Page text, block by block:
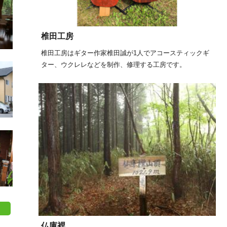
椎田工房
椎田工房はギター作家椎田誠が1人でアコースティックギ
ター、ウクレレなどを制作、修理する工房です。